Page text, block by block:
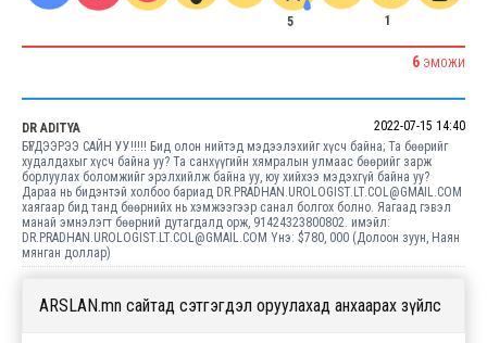
5 1
6 ЭМОЖИ
DR ADITYA
2022-07-15 14:40
БҮГДЭЭРЭЭ САЙН УУ!!!!! Бид олон нийтэд мэдээлэхийг хүсч байна; Та бөөрийг
худалдахыг хүсч байна уу? Та санхүүгийн хямралын улмаас бөөрийг зарж
борлуулах боломжийг эрэлхийлж байна уу, юу хийхээ мэдэхгүй байна уу?
Дараа нь бидэнтэй холбоо бариад DR.PRADHAN.UROLOGIST.LT.COL@GMAIL.COM
хаягаар бид танд бөөрнийх нь хэмжээгээр санал болгох болно. Яагаад гэвэл
манай эмнэлэгт бөөрний дутагдалд орж, 91424323800802. имэйл:
DR.PRADHAN.UROLOGIST.LT.COL@GMAIL.COM Yнэ: $780, 000 (Долоон зуун, Наян
мянган доллар)
ARSLAN.mn сайтад сэтгэгдэл оруулахад анхаарах зүйлс